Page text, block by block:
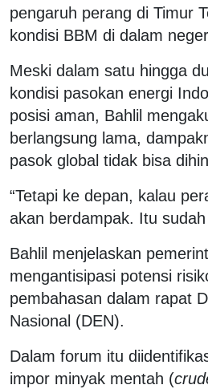
pengaruh perang di Timur
kondisi BBM di dalam
Meski dalam satu hingga
kondisi pasokan energi
posisi aman, Bahlil
berlangsung lama,
pasok global tidak bisa
“Tetapi ke depan, kalau
akan berdampak. Itu
Bahlil menjelaskan
mengantisipasi potensi
pembahasan dalam rapat
Nasional (DEN).
Dalam forum itu
impor minyak mentah (